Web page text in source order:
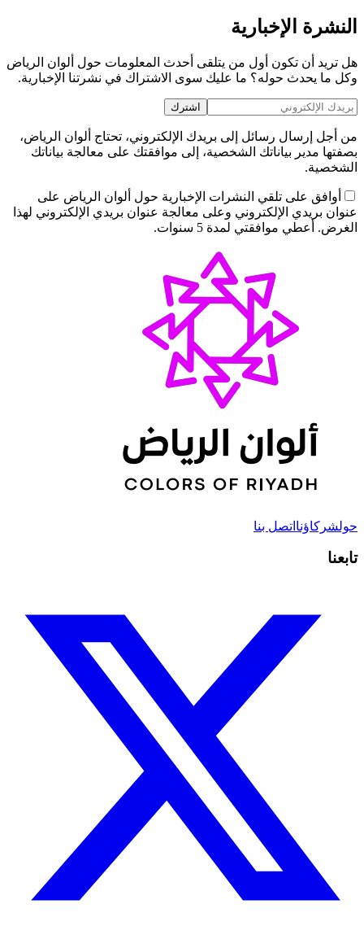
النشرة الإخبارية
هل تريد أن تكون أول من يتلقى أحدث المعلومات حول ألوان الرياض
وكل ما يحدث حوله؟ ما عليك سوى الاشتراك في نشرتنا الإخبارية.
اشترك
من أجل إرسال رسائل إلى بريدك الإلكتروني، تحتاج ألوان الرياض،
بصفتها مدير بياناتك الشخصية، إلى موافقتك على معالجة بياناتك
الشخصية.
أوافق على تلقي النشرات الإخبارية حول ألوان الرياض على
عنوان بريدي الإلكتروني وعلى معالجة عنوان بريدي الإلكتروني لهذا
الغرض. أعطي موافقتي لمدة 5 سنوات.
حولشركاؤنا اتصل بنا
تابعنا